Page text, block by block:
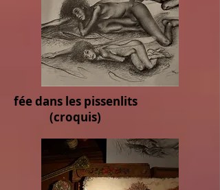
fée dans les pissenlits
(croquis)